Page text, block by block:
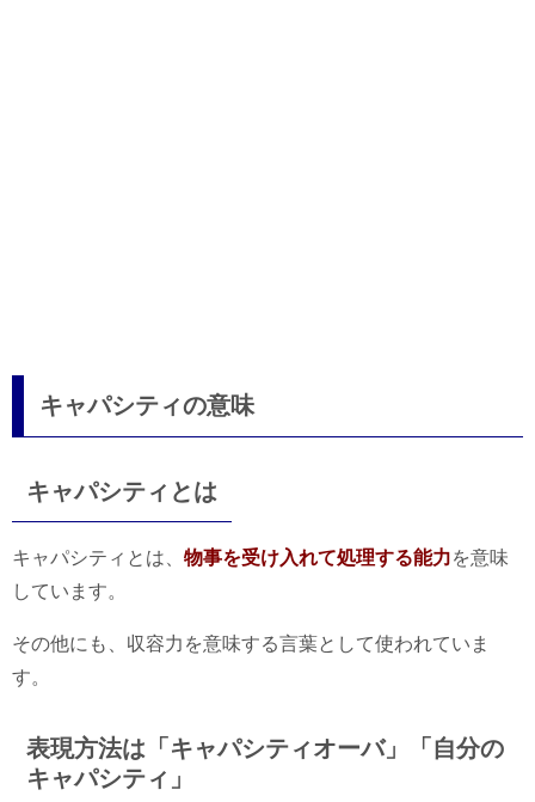
キャパシティの意味
キャパシティとは
キャパシティとは、 物事を受け入れて処理する能力を意味
しています。
その他にも、収容力を意味する言葉として使われていま
す。
表現方法は「キャパシティオーバ」「自分の
キャパシティ」